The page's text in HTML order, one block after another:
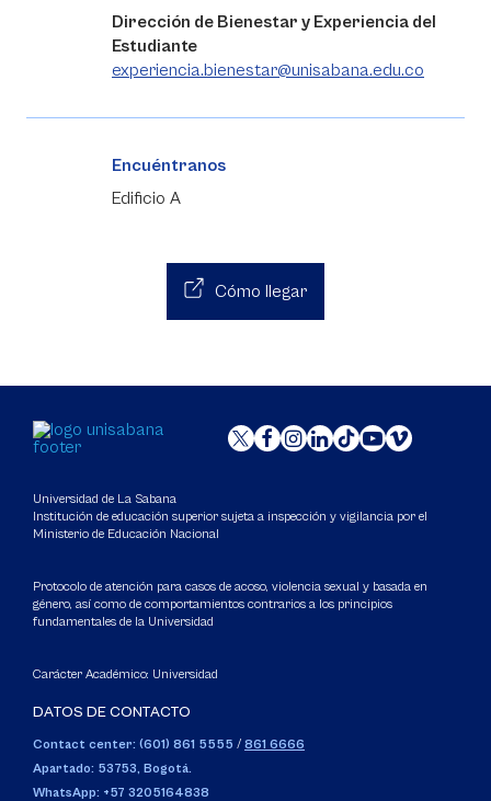
Dirección de Bienestar y Experiencia del
Estudiante
experiencia.bienestar@unisabana.edu.co
Encuéntranos
Edificio A
Cómo llegar
Universidad de La Sabana
Institución de educación superior sujeta a inspección y vigilancia por el
Ministerio de Educación Nacional
Protocolo de atención para casos de acoso, violencia sexual y basada en
género, así como de comportamientos contrarios a los principios
fundamentales de la Universidad
Carácter Académico: Universidad
DATOS DE CONTACTO
Contact center: (601) 861 5555 / 861 6666
Apartado: 53753, Bogotá.
WhatsApp: +57 3205164838